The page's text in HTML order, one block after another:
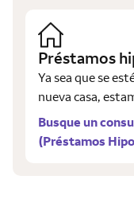
Préstamos
Ya sea que se
nueva casa,
Busque un
(Préstamos